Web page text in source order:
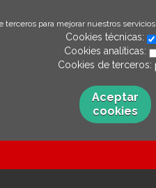
terceros para mejorar nuestros
Cookies técnicas:
Cookies analíticas:
Cookies de terceros:
Aceptar
cookies